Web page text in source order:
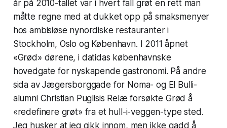
år på 2010-tallet var i hvert fall grøt en rett man
måtte regne med at dukket opp på smaksmenyer
hos ambisiøse nynordiske restauranter i
Stockholm, Oslo og København. I 2011 åpnet
«Grød» dørene, i datidas københavnske
hovedgate for nyskapende gastronomi. På andre
sida av Jægersborggade for Noma- og El Bulli-
alumni Christian Puglisis Relæ forsøkte Grød å
«redefinere grøt» fra et hull-i-veggen-type sted.
Jeg husker at jeg gikk innom, men ikke gadd å